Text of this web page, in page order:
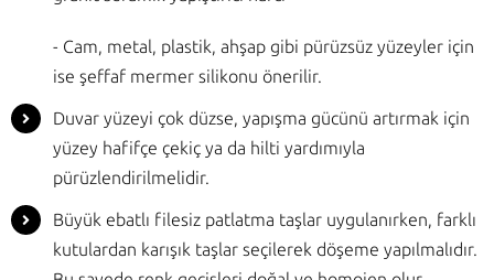
- Cam, metal, plastik, ahşap gibi pürüzsüz yüzeyler için
ise şeffaf mermer silikonu önerilir.
Duvar yüzeyi çok düzse, yapışma gücünü artırmak için
yüzey hafifçe çekiç ya da hilti yardımıyla
pürüzlendirilmelidir.
Büyük ebatlı filesiz patlatma taşlar uygulanırken, farklı
kutulardan karışık taşlar seçilerek döşeme yapılmalıdır.